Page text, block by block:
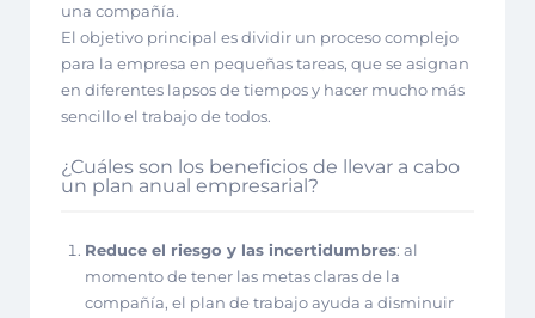
una compañía.
El objetivo principal es dividir un proceso complejo
para la empresa en pequeñas tareas, que se asignan
en diferentes lapsos de tiempos y hacer mucho más
sencillo el trabajo de todos.
¿Cuáles son los beneficios de llevar a cabo
un plan anual empresarial?
Reduce el riesgo y las incertidumbres: al
momento de tener las metas claras de la
compañía, el plan de trabajo ayuda a disminuir